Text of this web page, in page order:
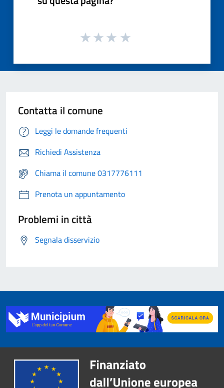
Contatta il comune
Leggi le domande frequenti
Richiedi Assistenza
Chiama il comune 0317776111
Prenota un appuntamento
Problemi in città
Segnala disservizio